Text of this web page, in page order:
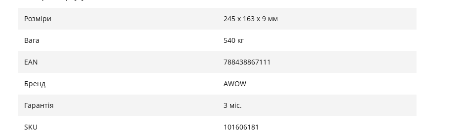
Розміри 245 x 163 x 9 мм
Вага 540 кг
EAN 788438867111
Бренд AWOW
Гарантія 3 міс.
SKU 101606181